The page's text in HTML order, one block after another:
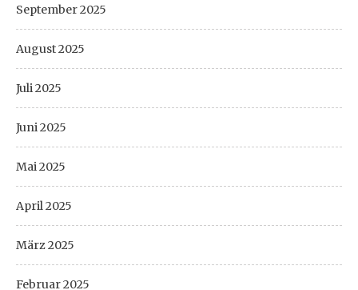
September 2025
August 2025
Juli 2025
Juni 2025
Mai 2025
April 2025
März 2025
Februar 2025